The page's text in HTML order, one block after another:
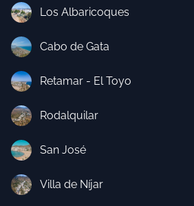
Los Albaricoques
Cabo de Gata
Retamar - El Toyo
Rodalquilar
San José
Villa de Níjar